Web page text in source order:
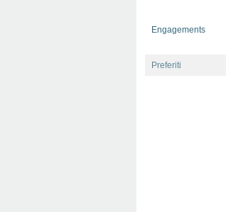
Engagements
Preferiti